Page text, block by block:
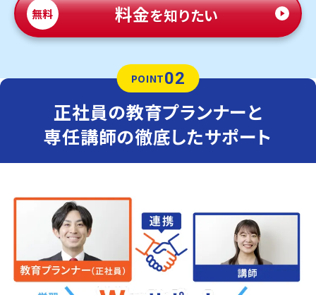
無料 料金を知りたい
POINT02
正社員の教育プランナーと
専任講師の徹底したサポート